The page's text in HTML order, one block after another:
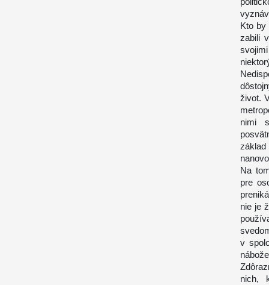
Kto by
zabili
život.
nimi
Na
pre
nie je
v
nich,